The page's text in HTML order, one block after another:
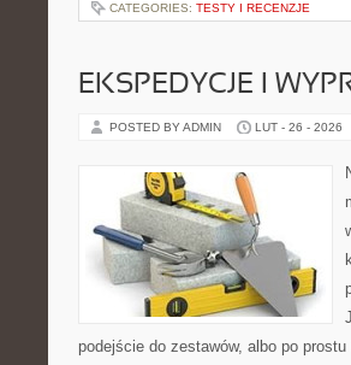
CATEGORIES: TESTY I RECENZJE
EKSPEDYCJE I
POSTED BY ADMIN LUT - 26 - 2026
podejście do zestawów, albo po